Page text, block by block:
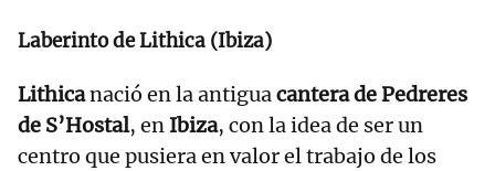
Laberinto de Lithica (Ibiza)
Lithicanació en la antiguacantera de Pedreres
de S’Hostal, en Ibiza, con la idea de ser un
centro que pusiera en valor el trabajo de los